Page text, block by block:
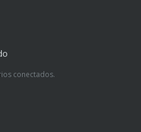
conectados.